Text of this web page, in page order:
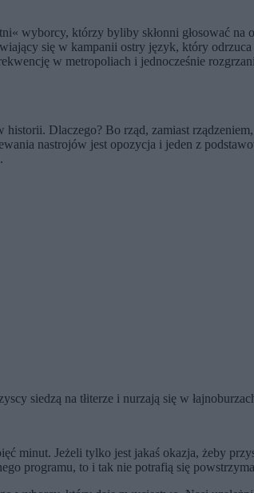
wyborcy, którzy byliby skłonni głosować
się w kampanii ostry język, który
w metropoliach i jednocześnie
Dlaczego? Bo rząd, zamiast
nastrojów jest opozycja i jeden z
siedzą na tłiterze i nurzają się w
minut. Jeżeli tylko jest jakaś okazja, żeby
programu, to i tak nie potrafią się